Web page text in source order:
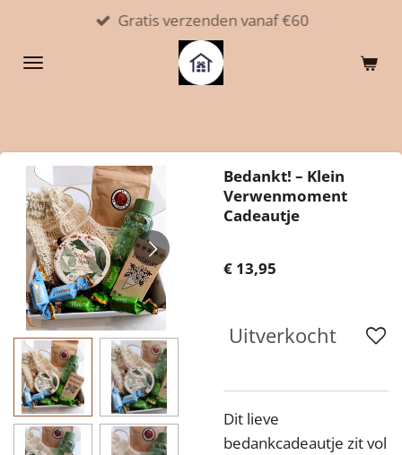
naar
Gratis verzenden vanaf €60
Bedankt! – Klein
Verwenmoment
Cadeautje
€ 13,95
Uitverkocht
Dit lieve
bedankcadeautje zit vol